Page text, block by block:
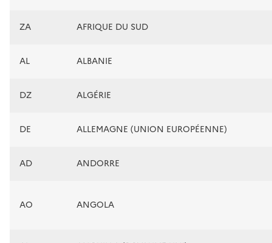
ZA AFRIQUE DU SUD
AL ALBANIE
DZ ALGÉRIE
DE ALLEMAGNE (UNION EUROPÉENNE)
AD ANDORRE
AO ANGOLA